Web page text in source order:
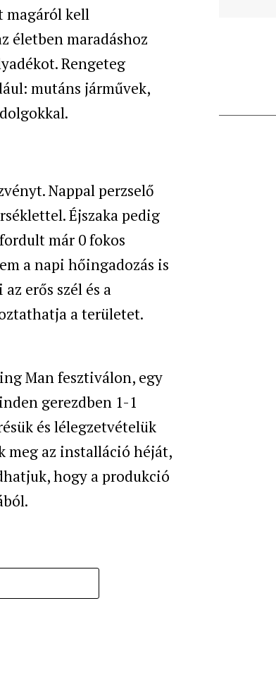
magáról kell
életben maradáshoz
Rengeteg
mutáns járművek,
Nappal perzselő
Éjszaka pedig
már 0 fokos
a napi hőingadozás is
erős szél és a
a területet.
Man fesztiválon, egy
gerezdben 1-1
és lélegzetvételük
meg az installáció héját,
hogy a produkció